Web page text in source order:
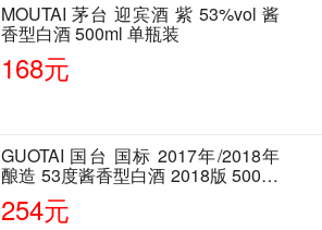
MOUTAI 茅台 迎宾酒 紫 53%vol 酱
香型白酒 500ml 单瓶装
168元
GUOTAI 国台 国标 2017年/2018年
酿造 53度酱香型白酒 2018版 500ml
单瓶装
254元